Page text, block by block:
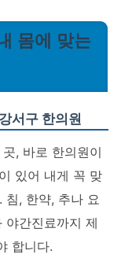
몸에 맞는
서구 한의원
, 바로 한의원이
있어 내게 꼭 맞
침, 한약, 추나 요
야간진료까지 제
합니다.